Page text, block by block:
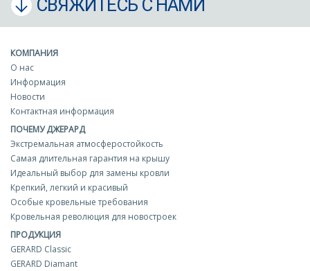
СВЯЖИТЕСЬ С НАМИ
КОМПАНИЯ
О нас
Информация
Новости
Контактная информация
ПОЧЕМУ ДЖЕРАРД
Экстремальная атмосферостойкость
Самая длительная гарантия на крышу
Идеальный выбор для замены кровли
Крепкий, легкий и красивый
Особые кровельные требования
Кровельная революция для новостроек
ПРОДУКЦИЯ
GERARD Classic
GERARD Diamant